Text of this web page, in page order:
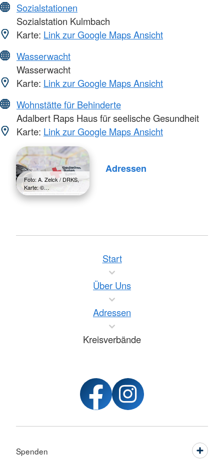
Sozialstationen
Sozialstation Kulmbach
Karte: Link zur Google Maps Ansicht
Wasserwacht
Wasserwacht
Karte: Link zur Google Maps Ansicht
Wohnstätte für Behinderte
Adalbert Raps Haus für seelische Gesundheit
Karte: Link zur Google Maps Ansicht
Foto: A. Zelck / DRKS,
Karte: ©…
Adressen
Start
Über Uns
Adressen
Kreisverbände
Spenden